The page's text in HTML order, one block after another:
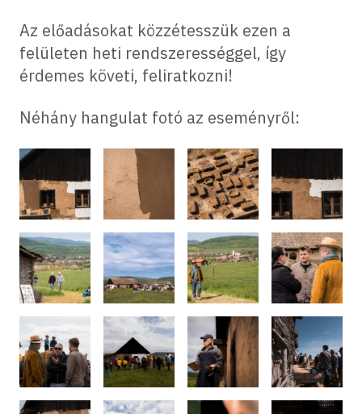
Az előadásokat közzétesszük ezen a
felületen heti rendszerességgel, így
érdemes követi, feliratkozni!
Néhány hangulat fotó az eseményről: